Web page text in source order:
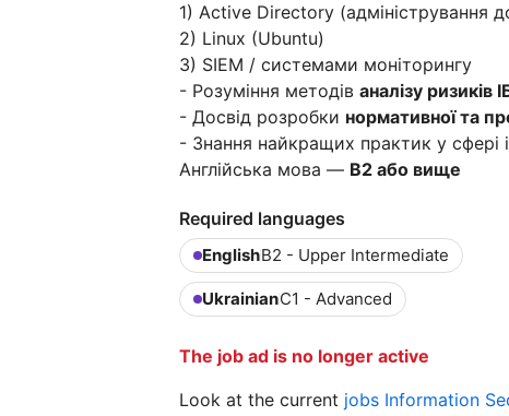
1) Active Directory (адміністрування
2) Linux (Ubuntu)
3) SIEM / системами моніторингу
- Розуміння методів аналізу ризиків
- Досвід розробки нормативної та
- Знання найкращих практик у сфері
Англійська мова — B2 або вище
Required languages
EnglishB2 - Upper Intermediate
UkrainianC1 - Advanced
The job ad is no longer active
Look at the current jobs Information